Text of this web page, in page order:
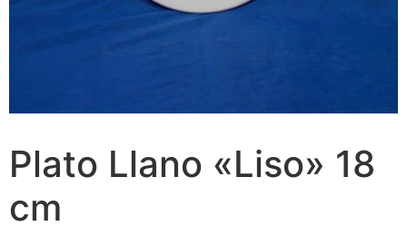
Plato Llano «Liso» 18
cm